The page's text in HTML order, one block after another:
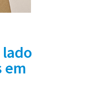
em